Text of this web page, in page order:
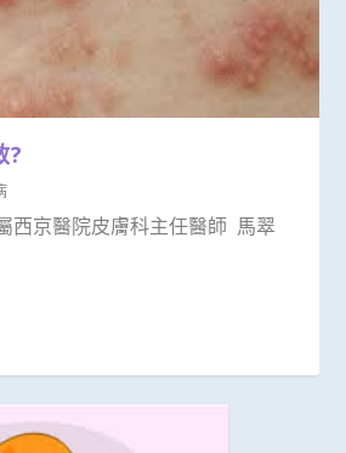
?
西京醫院皮膚科主任醫師 馬翠